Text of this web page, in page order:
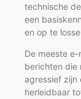
technische
een
en op te
De meeste
berichten die
agressief
herleidbaar